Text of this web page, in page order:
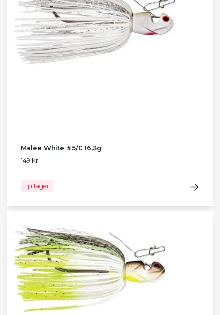
Melee White #5/0 16,3g
149 kr
Ej i lager